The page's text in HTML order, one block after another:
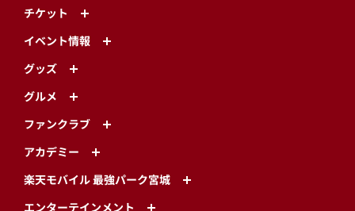
チケット
イベント情報
グッズ
グルメ
ファンクラブ
アカデミー
楽天モバイル 最強パーク宮城
エンターテインメント